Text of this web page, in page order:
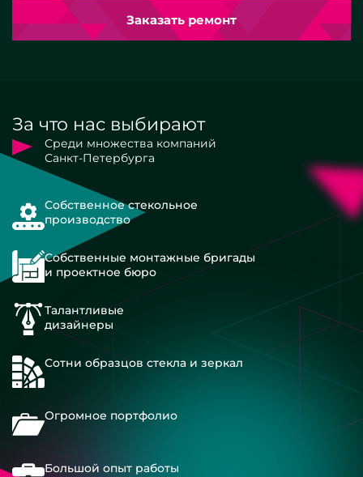
Заказать ремонт
За что нас выбирают
Среди множества компаний
Санкт-Петербурга
Собственное стекольное
производство
Собственные монтажные бригады
и проектное бюро
Талантливые
дизайнеры
Сотни образцов стекла и зеркал
Огромное портфолио
Большой опыт работы